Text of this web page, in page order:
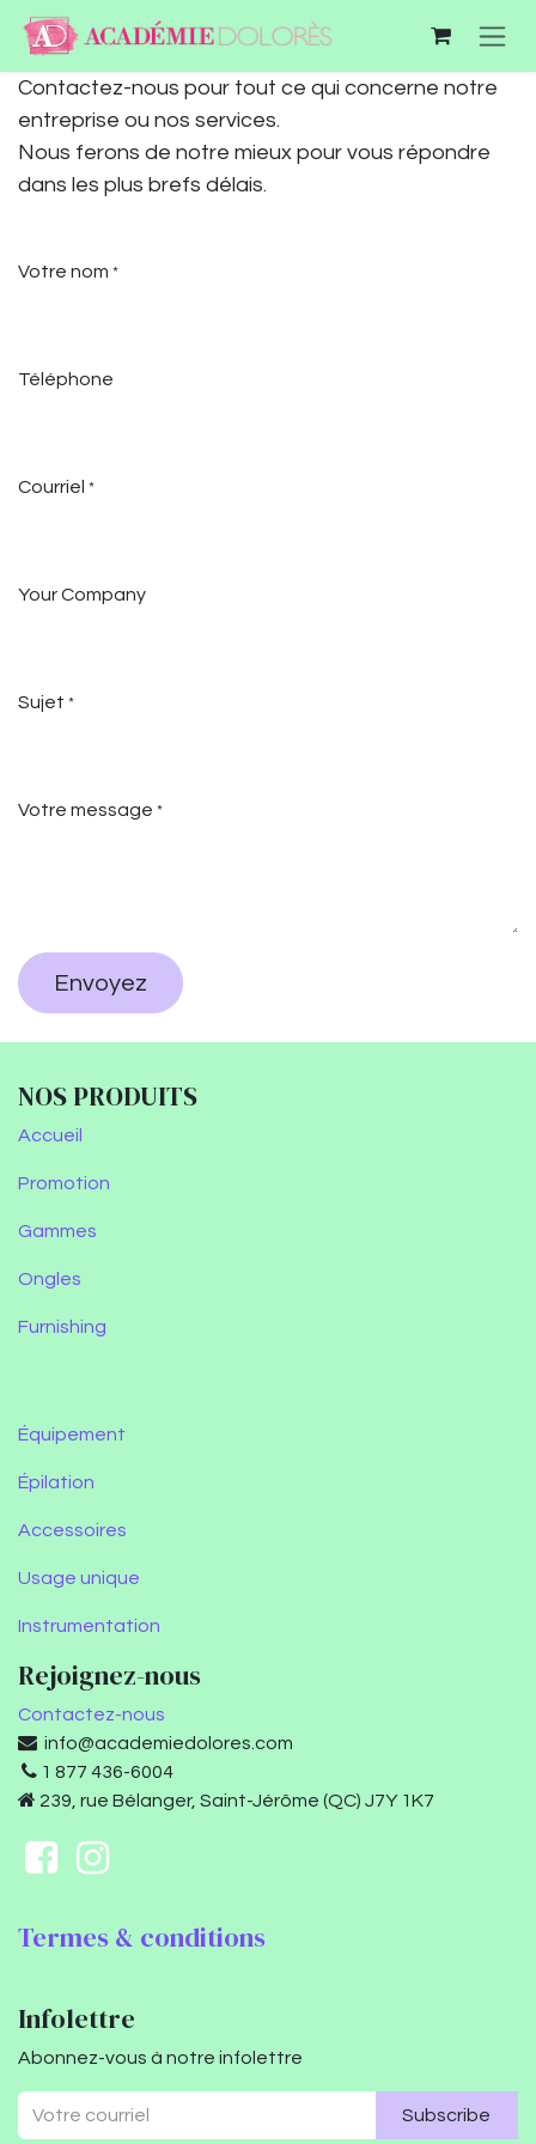
Se rendre au contenu
Contactez-nous pour tout ce qui concerne notre
entreprise ou nos services.
Nous ferons de notre mieux pour vous répondre
dans les plus brefs délais.
Votre nom *
Téléphone
Courriel *
Your Company
Sujet *
Votre message *
Envoyez
NOS PRODUITS
Accueil
Promotion
Gammes
Ongles
Furnishing
Équipement
Épilation
Accessoires
Usage unique
Instrumentation
Rejoignez-nous
Contactez-nous
info@academiedolores.com
1 877 436-6004
239, rue Bélanger, Saint-Jérôme (QC) J7Y 1K7
Termes & conditions
Infolettre
Abonnez-vous à notre infolettre
Subscribe